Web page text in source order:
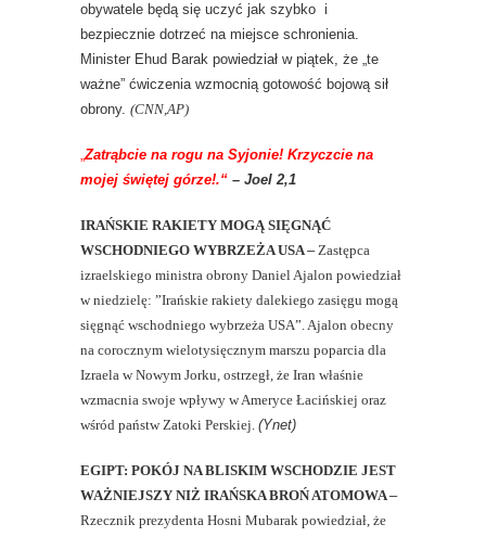
obywatele będą się uczyć jak szybko i
bezpiecznie dotrzeć na miejsce schronienia.
Minister Ehud Barak powiedział w piątek, że „te
ważne” ćwiczenia wzmocnią gotowość bojową sił
obrony. (CNN,AP)
„Zatrąbcie na rogu na Syjonie! Krzyczcie na
mojej świętej górze!.“ – Joel 2,1
IRAŃSKIE RAKIETY MOGĄ SIĘGNĄĆ
WSCHODNIEGO WYBRZEŻA USA–Zastępca
izraelskiego ministra obrony Daniel Ajalon powiedział
w niedzielę: ”Irańskie rakiety dalekiego zasięgu mogą
sięgnąć wschodniego wybrzeża USA”. Ajalon obecny
na corocznym wielotysięcznym marszu poparcia dla
Izraela w Nowym Jorku, ostrzegł, że Iran właśnie
wzmacnia swoje wpływy w Ameryce Łacińskiej oraz
wśród państw Zatoki Perskiej. (Ynet)
EGIPT: POKÓJ NA BLISKIM WSCHODZIE JEST
WAŻNIEJSZY NIŻ IRAŃSKA BROŃ ATOMOWA–
Rzecznik prezydenta Hosni Mubarak powiedział, że